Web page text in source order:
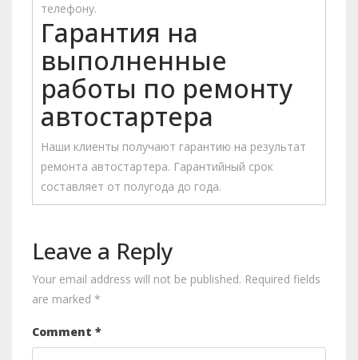
телефону.
Гарантия на
выполненные
работы по ремонту
автостартера
Наши клиенты получают гарантию на результат
ремонта автостартера. Гарантийный срок
составляет от полугода до года.
Leave a Reply
Your email address will not be published. Required fields
are marked *
Comment *